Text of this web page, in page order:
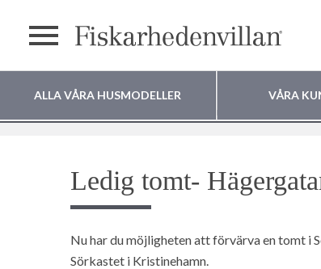
ALLA VÅRA HUSMODELLER VÅRA
Var vill du bygga
ditt hus?
Ledig tomt- Hägergatan 5
Ledig tomt-
Nu har du möjligheten att förvärva en tomt i
Sörkastet i Kristinehamn.